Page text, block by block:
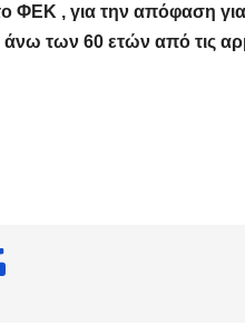
ΦΕΚ , για την απόφαση
άνω των 60 ετών από τις